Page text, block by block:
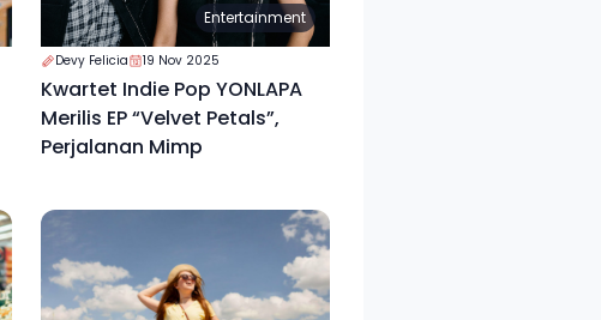
Entertainment
Devy Felicia 19 Nov 2025
Kwartet Indie Pop YONLAPA
Merilis EP “Velvet Petals”,
Perjalanan Mimp